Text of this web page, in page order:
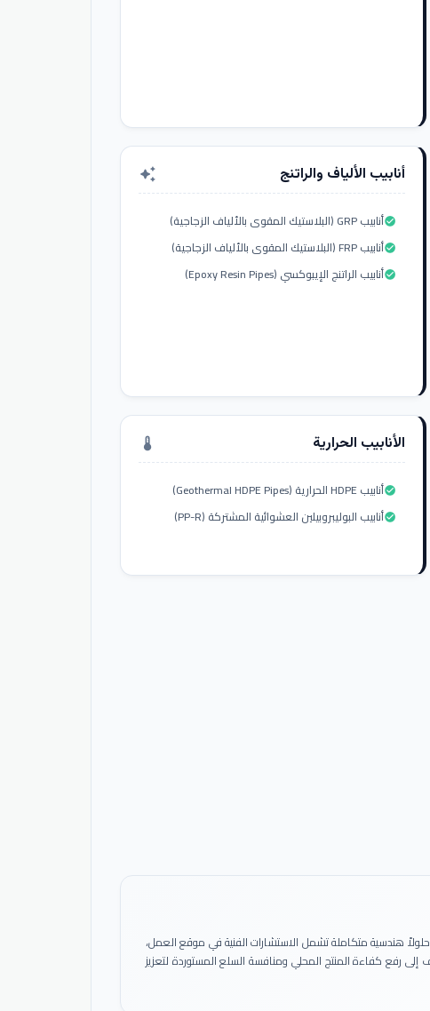
أنابيب الألياف والراتنج auto_awesome
أنابيب GRP (البلاستيك المقوى بالألياف الزجاجية)check_circle
أنابيب FRP (البلاستيك المقوى بالألياف الزجاجية)check_circle
أنابيب الراتنج الإيبوكسي (Epoxy Resin Pipes)check_circle
الأنابيب الحرارية thermostat
أنابيب HDPE الحرارية (Geothermal HDPE Pipes)check_circle
أنابيب البوليبروبيلين العشوائية المشتركة (PP-R)check_circle
حلولاً هندسية متكاملة تشمل الاستشارات الفنية في موقع العمل،
إلى رفع كفاءة المنتج المحلي ومنافسة السلع المستوردة لتعزيز